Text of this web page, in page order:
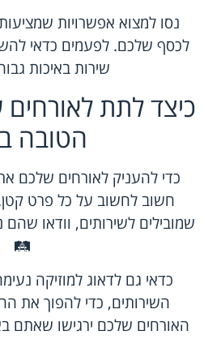
נסו למצוא אפשרויות
לכסף שלכם. לפעמים כדאי
שירות באיכות
כיצד לתת
הטובה
כדי להעניק לאורחים שלכם
חשוב לחשוב על כל פרט
שמובילים לשירותים, וודאו
🛤️
כדאי גם לדאוג למוזיקה
השירותים, כדי להפוך את
האורחים שלכם ירגישו שאתם